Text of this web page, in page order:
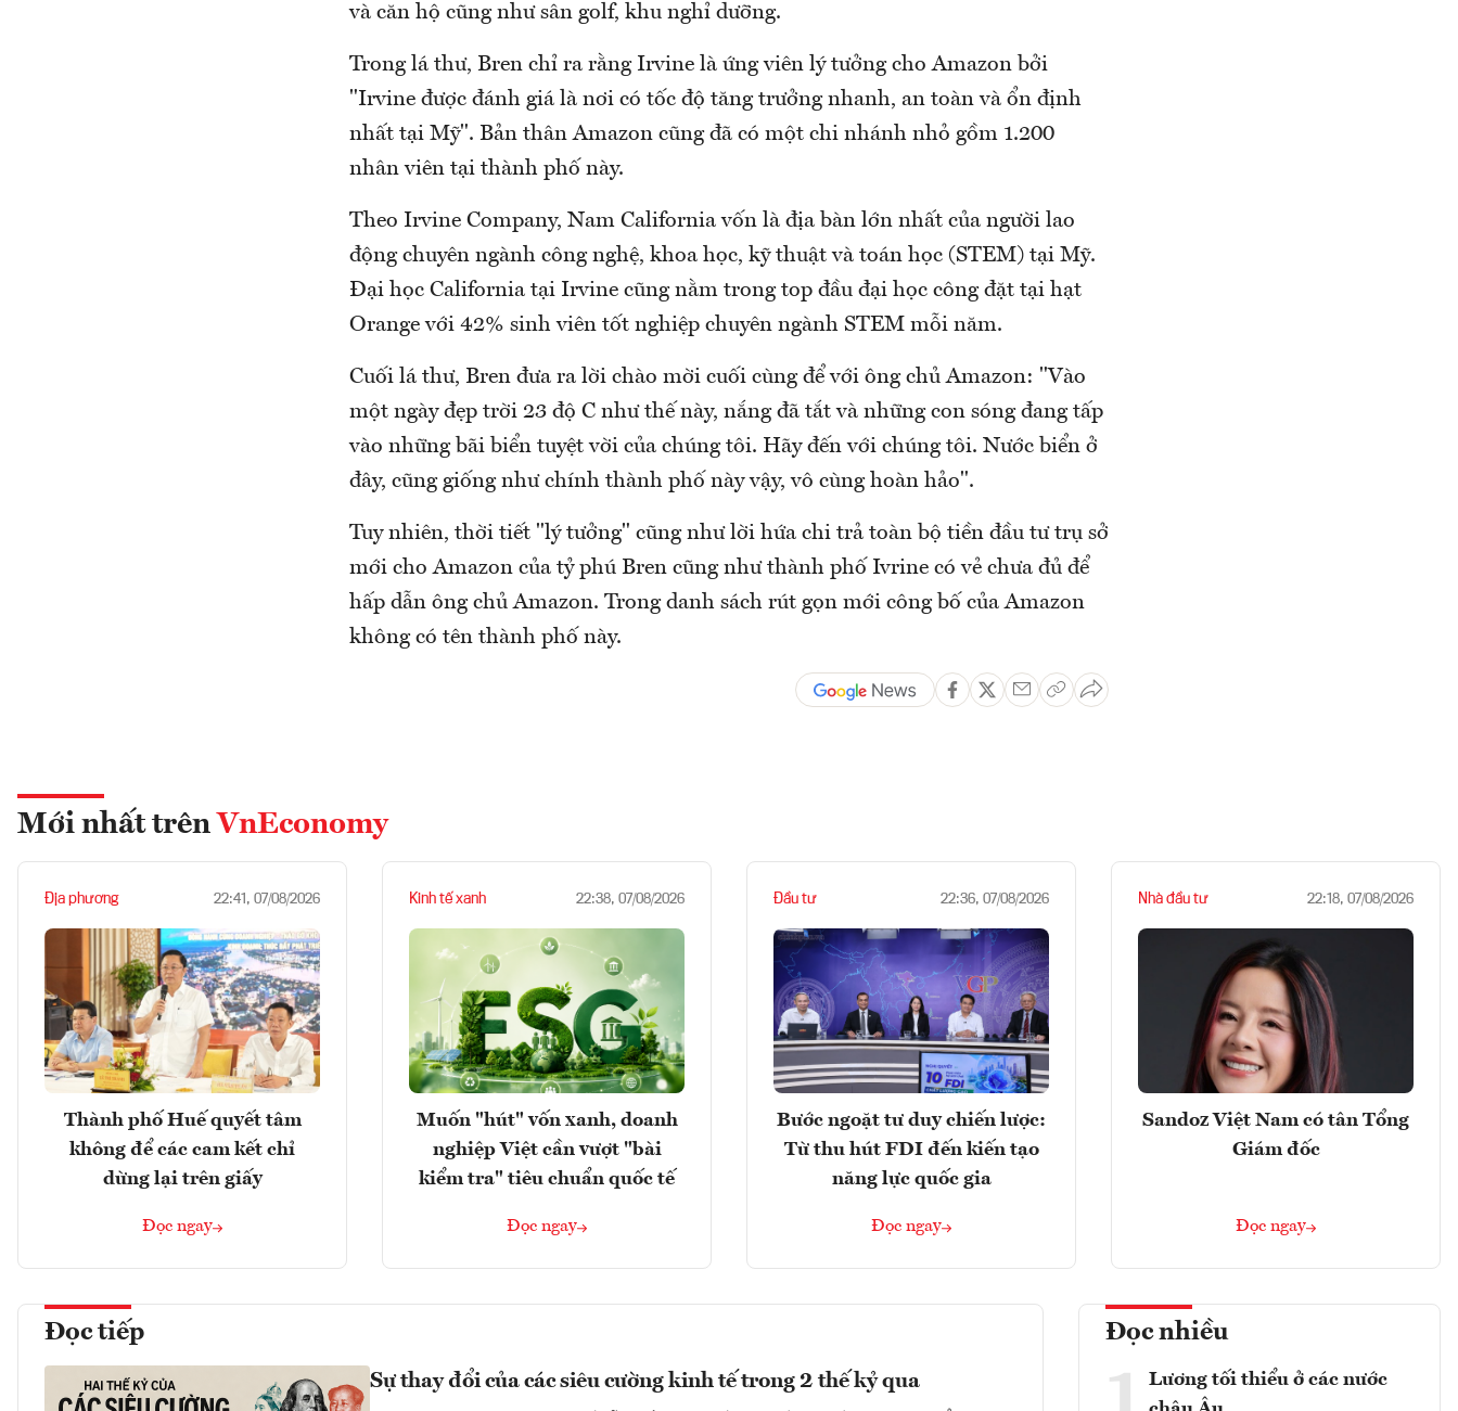
và căn hộ cũng như sân golf, khu nghỉ dưỡng.
Trong lá thư, Bren chỉ ra rằng Irvine là ứng viên lý tưởng cho Amazon bởi
"Irvine được đánh giá là nơi có tốc độ tăng trưởng nhanh, an toàn và ổn định
nhất tại Mỹ". Bản thân Amazon cũng đã có một chi nhánh nhỏ gồm 1.200
nhân viên tại thành phố này.
Theo Irvine Company, Nam California vốn là địa bàn lớn nhất của người lao
động chuyên ngành công nghệ, khoa học, kỹ thuật và toán học (STEM) tại Mỹ.
Đại học California tại Irvine cũng nằm trong top đầu đại học công đặt tại hạt
Orange với 42% sinh viên tốt nghiệp chuyên ngành STEM mỗi năm.
Cuối lá thư, Bren đưa ra lời chào mời cuối cùng để với ông chủ Amazon: "Vào
một ngày đẹp trời 23 độ C như thế này, nắng đã tắt và những con sóng đang tấp
vào những bãi biển tuyệt vời của chúng tôi. Hãy đến với chúng tôi. Nước biển ở
đây, cũng giống như chính thành phố này vậy, vô cùng hoàn hảo".
Tuy nhiên, thời tiết "lý tưởng" cũng như lời hứa chi trả toàn bộ tiền đầu tư trụ sở
mới cho Amazon của tỷ phú Bren cũng như thành phố Ivrine có vẻ chưa đủ để
hấp dẫn ông chủ Amazon. Trong danh sách rút gọn mới công bố của Amazon
không có tên thành phố này.
Mới nhất trên VnEconomy
Địa phương 22:41, 07/08/2026
Thành phố Huế quyết tâm
không để các cam kết chỉ
dừng lại trên giấy
Đọc ngay
Kinh tế xanh 22:38, 07/08/2026
Muốn "hút" vốn xanh, doanh
nghiệp Việt cần vượt "bài
kiểm tra" tiêu chuẩn quốc tế
Đọc ngay
Đầu tư 22:36, 07/08/2026
Bước ngoặt tư duy chiến lược:
Từ thu hút FDI đến kiến tạo
năng lực quốc gia
Đọc ngay
Nhà đầu tư 22:18, 07/08/2026
Sandoz Việt Nam có tân Tổng
Giám đốc
Đọc ngay
Đọc tiếp
Sự thay đổi của các siêu cường kinh tế trong 2 thế kỷ qua
Đọc nhiều
Lương tối thiểu ở các nước